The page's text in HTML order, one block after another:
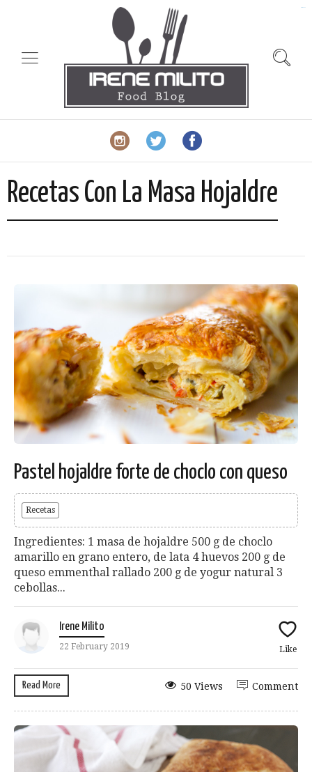
Recetas Con La Masa Hojaldre
Pastel hojaldre forte de choclo con queso
Recetas
Ingredientes: 1 masa de hojaldre 500 g de choclo
amarillo en grano entero, de lata 4 huevos 200 g de
queso emmenthal rallado 200 g de yogur natural 3
cebollas...
Irene Milito
22 February 2019 Like
Read More Comment
50 Views